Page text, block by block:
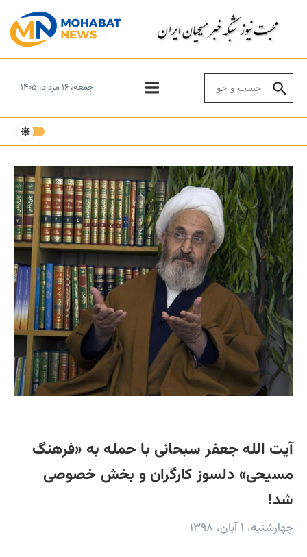
جمعه، ۱۶ مرداد، ۱۴۰۵
آیت الله جعفر سبحانی با حمله به «فرهنگ
مسیحی» دلسوز کارگران و بخش خصوصی
شد!
چهارشنبه، ۱ آبان، ۱۳۹۸